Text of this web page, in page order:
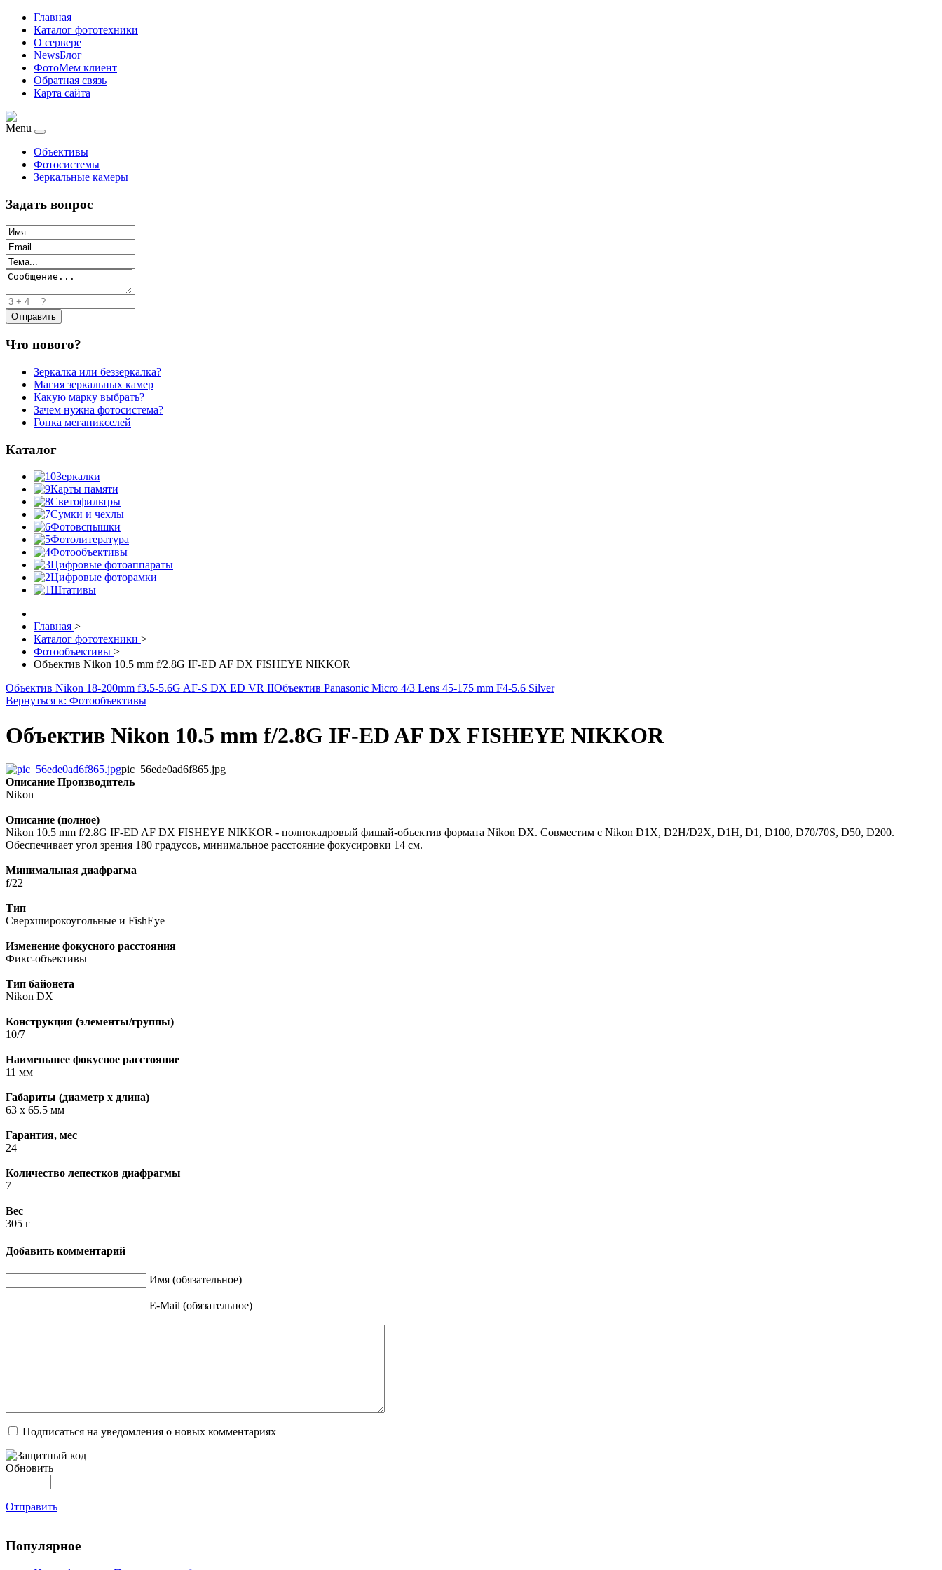
Главная
Каталог фототехники
О сервере
NewsБлог
ФотоМем клиент
Обратная связь
Карта сайта
Menu
Объективы
Фотосистемы
Зеркальные камеры
Задать вопрос
Что нового?
Зеркалка или беззеркалка?
Магия зеркальных камер
Какую марку выбрать?
Зачем нужна фотосистема?
Гонка мегапикселей
Каталог
Зеркалки
Карты памяти
Светофильтры
Сумки и чехлы
Фотовспышки
Фотолитература
Фотообъективы
Цифровые фотоаппараты
Цифровые фоторамки
Штативы
Главная >
Каталог фототехники >
Фотообъективы >
Объектив Nikon 10.5 mm f/2.8G IF-ED AF DX FISHEYE NIKKOR
Объектив Nikon 18-200mm f3.5-5.6G AF-S DX ED VR IIОбъектив Panasonic Micro 4/3 Lens 45-175 mm F4-5.6 Silver
Вернуться к: Фотообъективы
Объектив Nikon 10.5 mm f/2.8G IF-ED AF DX FISHEYE NIKKOR
pic_56ede0ad6f865.jpg
Описание Производитель
Nikon
Описание (полное)
Nikon 10.5 mm f/2.8G IF-ED AF DX FISHEYE NIKKOR - полнокадровый фишай-объектив формата Nikon DX. Совместим с Nikon D1X, D2H/D2X, D1H, D1, D100, D70/70S, D50, D200.
Обеспечивает угол зрения 180 градусов, минимальное расстояние фокусировки 14 см.
Минимальная диафрагма
f/22
Тип
Сверхширокоугольные и FishEye
Изменение фокусного расстояния
Фикс-объективы
Тип байонета
Nikon DX
Конструкция (элементы/группы)
10/7
Наименьшее фокусное расстояние
11 мм
Габариты (диаметр х длина)
63 x 65.5 мм
Гарантия, мес
24
Количество лепестков диафрагмы
7
Вес
305 г
Добавить комментарий
Имя (обязательное)
E-Mail (обязательное)
Подписаться на уведомления о новых комментариях
Обновить
Отправить
Популярное